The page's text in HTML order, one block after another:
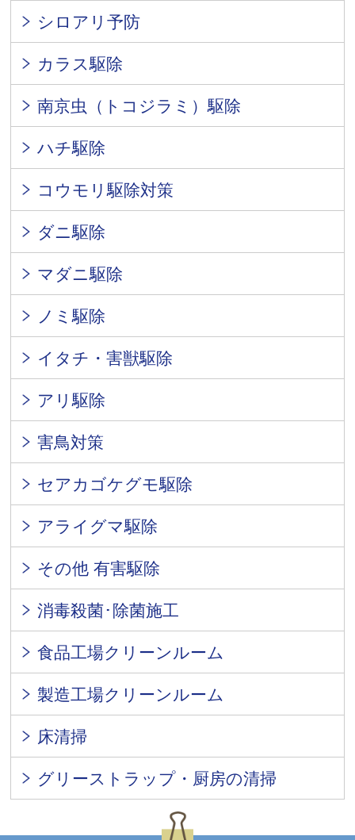
シロアリ予防
カラス駆除
南京虫（トコジラミ）駆除
ハチ駆除
コウモリ駆除対策
ダニ駆除
マダニ駆除
ノミ駆除
イタチ・害獣駆除
アリ駆除
害鳥対策
セアカゴケグモ駆除
アライグマ駆除
その他 有害駆除
消毒殺菌･除菌施工
食品工場クリーンルーム
製造工場クリーンルーム
床清掃
グリーストラップ・厨房の清掃